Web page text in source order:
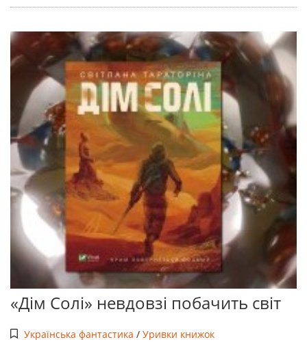
«Дім Солі» невдовзі побачить світ
Українська фантастика / Уривки книжок